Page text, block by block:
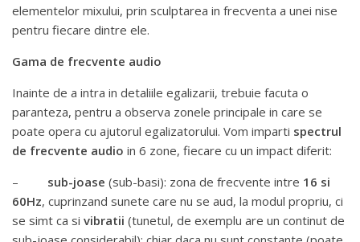
elementelor mixului, prin sculptarea in frecventa a unei nise
pentru fiecare dintre ele.
Gama de frecvente audio
Inainte de a intra in detaliile egalizarii, trebuie facuta o
paranteza, pentru a observa zonele principale in care se
poate opera cu ajutorul egalizatorului. Vom imparti spectrul
de frecvente audio in 6 zone, fiecare cu un impact diferit:
– sub-joase (sub-basi): zona de frecvente intre 16 si
60Hz, cuprinzand sunete care nu se aud, la modul propriu, ci
se simt ca si vibratii (tunetul, de exemplu are un continut de